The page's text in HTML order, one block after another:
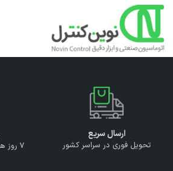
صرف نظر و مشاهده محتوا
ارسال سریع
تحویل فوری در سراسر کشور 7 روز هفته 24 ساعت پشتیبانی